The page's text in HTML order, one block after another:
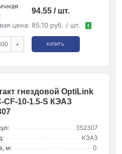
94.55 / шт.
цена: 85.10 руб. / шт. !
+ КУПИТЬ
гнездовой OptiLink
CF-10-1.5-S КЭАЗ
352307
КЭАЗ
м:
0.